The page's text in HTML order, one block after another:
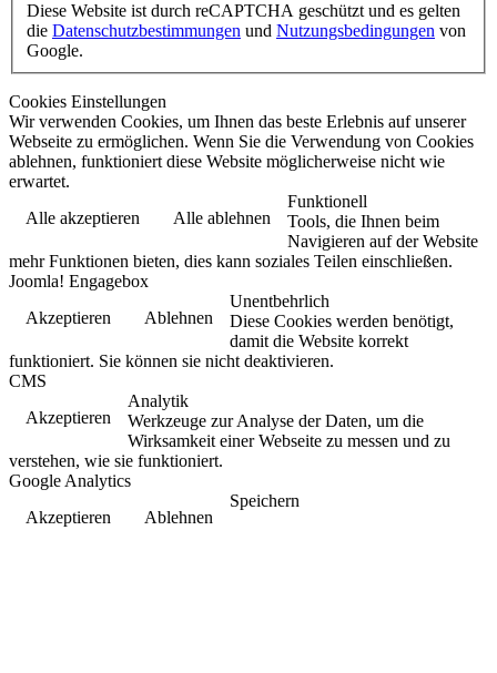
Diese Website ist durch reCAPTCHA geschützt und es gelten
die Datenschutzbestimmungen und Nutzungsbedingungen von
Google.
Cookies Einstellungen
Wir verwenden Cookies, um Ihnen das beste Erlebnis auf unserer
Webseite zu ermöglichen. Wenn Sie die Verwendung von Cookies
ablehnen, funktioniert diese Website möglicherweise nicht wie
erwartet.
Alle akzeptieren
Alle ablehnen
Funktionell
Tools, die Ihnen beim
Navigieren auf der Website
mehr Funktionen bieten, dies kann soziales Teilen einschließen.
Joomla! Engagebox
Akzeptieren
Ablehnen
Unentbehrlich
Diese Cookies werden benötigt,
damit die Website korrekt
funktioniert. Sie können sie nicht deaktivieren.
CMS
Akzeptieren
Analytik
Werkzeuge zur Analyse der Daten, um die
Wirksamkeit einer Webseite zu messen und zu
verstehen, wie sie funktioniert.
Google Analytics
Akzeptieren
Ablehnen
Speichern